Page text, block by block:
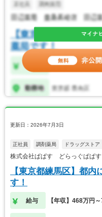
更新日：2026年7月3日
正社員 調剤薬局 ドラッグストア
株式会社ぱぱす どらっぐぱぱす
【東京都練馬区】都
す！
給与 【年収】468万円